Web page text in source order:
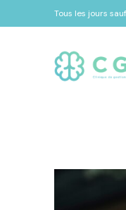
Tous les jours